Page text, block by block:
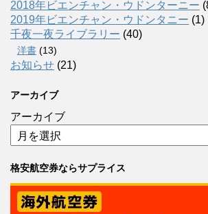
2018年ビエンチャン・ウドンターニー
2019年ビエンチャン・ウドンタニー (1)
千夜一夜ライブラリー (40)
洋書 (13)
お知らせ (21)
アーカイブ
アーカイブ
格安航空券ならサプライス